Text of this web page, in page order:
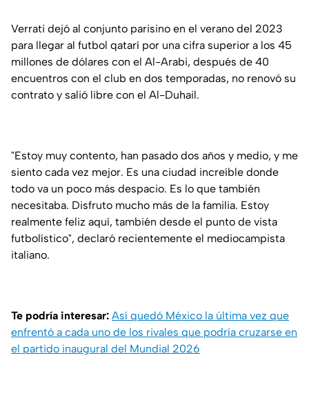
Verrati dejó al conjunto parisino en el verano del 2023
para llegar al futbol qatarí por una cifra superior a los 45
millones de dólares con el Al-Arabi, después de 40
encuentros con el club en dos temporadas, no renovó su
contrato y salió libre con el Al-Duhail.
"Estoy muy contento, han pasado dos años y medio, y me
siento cada vez mejor. Es una ciudad increíble donde
todo va un poco más despacio. Es lo que también
necesitaba. Disfruto mucho más de la familia. Estoy
realmente feliz aquí, también desde el punto de vista
futbolístico", declaró recientemente el mediocampista
italiano.
Te podría interesar: Así quedó México la última vez que
enfrentó a cada uno de los rivales que podría cruzarse en
el partido inaugural del Mundial 2026